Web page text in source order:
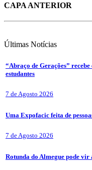
CAPA ANTERIOR
Últimas Notícias
“Abraço de Gerações”
estudantes
7 de Agosto 2026
Uma Expofacic feita de
7 de Agosto 2026
Rotunda do Almegue pode vir